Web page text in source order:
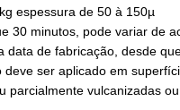
espessura de 50 à 150µ
30 minutos, pode variar de
data de fabricação, desde
deve ser aplicado em
parcialmente vulcanizadas